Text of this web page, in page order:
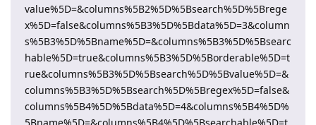
value%5D=&columns%5B2%5D%5Bsearch%5D%5Brege
x%5D=false&columns%5B3%5D%5Bdata%5D=3&column
s%5B3%5D%5Bname%5D=&columns%5B3%5D%5Bsearc
hable%5D=true&columns%5B3%5D%5Borderable%5D=t
rue&columns%5B3%5D%5Bsearch%5D%5Bvalue%5D=&
columns%5B3%5D%5Bsearch%5D%5Bregex%5D=false&
columns%5B4%5D%5Bdata%5D=4&columns%5B4%5D%